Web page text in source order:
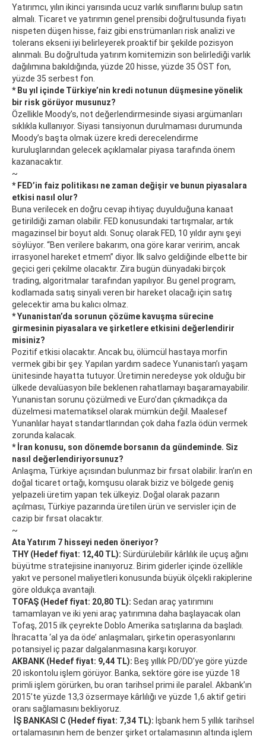
Yatırımcı, yılın ikinci yarısında ucuz varlık sınıflarını bulup satın
almalı. Ticaret ve yatırımın genel prensibi doğrultusunda fiyatı
nispeten düşen hisse, faiz gibi enstrümanları risk analizi ve
tolerans ekseni iyi belirleyerek proaktif bir şekilde pozisyon
alınmalı. Bu doğrultuda yatırım komitemizin son belirlediği varlık
dağılımına bakıldığında, yüzde 20 hisse, yüzde 35 ÖST fon,
yüzde 35 serbest fon.
* Bu yıl içinde Türkiye’nin kredi notunun düşmesine yönelik
bir risk görüyor musunuz?
Özellikle Moody’s, not değerlendirmesinde siyasi argümanları
sıklıkla kullanıyor. Siyasi tansiyonun durulmaması durumunda
Moody’s başta olmak üzere kredi derecelendirme
kuruluşlarından gelecek açıklamalar piyasa tarafında önem
kazanacaktır.
~
* FED’in faiz politikası ne zaman değişir ve bunun piyasalara
etkisi nasıl olur?
Buna verilecek en doğru cevap ihtiyaç duyulduğuna kanaat
getirildiği zaman olabilir. FED konusundaki tartışmalar, artık
magazinsel bir boyut aldı. Sonuç olarak FED, 10 yıldır aynı şeyi
söylüyor. “Ben verilere bakarım, ona göre karar veririm, ancak
irrasyonel hareket etmem” diyor. İlk salvo geldiğinde elbette bir
geçici geri çekilme olacaktır. Zira bugün dünyadaki birçok
trading, algoritmalar tarafından yapılıyor. Bu genel program,
kodlamada satış sinyali veren bir hareket olacağı için satış
gelecektir ama bu kalıcı olmaz.
* Yunanistan’da sorunun çözüme kavuşma sürecine
girmesinin piyasalara ve şirketlere etkisini değerlendirir
misiniz?
Pozitif etkisi olacaktır. Ancak bu, ölümcül hastaya morfin
vermek gibi bir şey. Yapılan yardım sadece Yunanistan’ı yaşam
ünitesinde hayatta tutuyor. Üretimin neredeyse yok olduğu bir
ülkede devalüasyon bile beklenen rahatlamayı başaramayabilir.
Yunanistan sorunu çözülmedi ve Euro’dan çıkmadıkça da
düzelmesi matematiksel olarak mümkün değil. Maalesef
Yunanlılar hayat standartlarından çok daha fazla ödün vermek
zorunda kalacak.
* İran konusu, son dönemde borsanın da gündeminde. Siz
nasıl değerlendiriyorsunuz?
Anlaşma, Türkiye açısından bulunmaz bir fırsat olabilir. İran’ın en
doğal ticaret ortağı, komşusu olarak biziz ve bölgede geniş
yelpazeli üretim yapan tek ülkeyiz. Doğal olarak pazarın
açılması, Türkiye pazarında üretilen ürün ve servisler için de
cazip bir fırsat olacaktır.
~
Ata Yatırım 7 hisseyi neden öneriyor?
THY (Hedef fiyat: 12,40 TL): Sürdürülebilir kârlılık ile uçuş ağını
büyütme stratejisine inanıyoruz. Birim giderler içinde özellikle
yakıt ve personel maliyetleri konusunda büyük ölçekli rakiplerine
göre oldukça avantajlı.
TOFAŞ (Hedef fiyat: 20,80 TL): Sedan araç yatırımını
tamamlayan ve iki yeni araç yatırımına daha başlayacak olan
Tofaş, 2015 ilk çeyrekte Doblo Amerika satışlarına da başladı.
İhracatta ‘al ya da öde’ anlaşmaları, şirketin operasyonlarını
potansiyel iç pazar dalgalanmasına karşı koruyor.
AKBANK (Hedef fiyat: 9,44 TL): Beş yıllık PD/DD’ye göre yüzde
20 iskontolu işlem görüyor. Banka, sektöre göre ise yüzde 18
primli işlem görürken, bu oran tarihsel primi ile paralel. Akbank’ın
2015’te yüzde 13,3 özsermaye kârlılığı ve yüzde 1,6 aktif getiri
oranı sağlamasını bekliyoruz.
İŞ BANKASI C (Hedef fiyat: 7,34 TL): İşbank hem 5 yıllık tarihsel
ortalamasının hem de benzer şirket ortalamasının altında işlem